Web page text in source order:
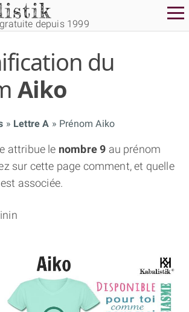
depuis 1999
du
Aiko
Lettre A Prénom Aiko
attribue le nombre 9 au prénom
sur cette page comment, et quelle
associée.
THÈME GRATUIT
APPROFONDI
THÈME TEMPOREL
« DOUBLE JE »